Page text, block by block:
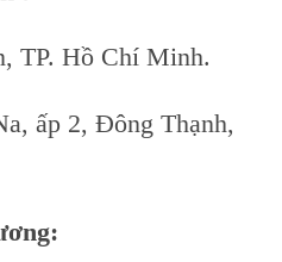
TP. Hồ Chí Minh.
ấp 2, Đông Thạnh,